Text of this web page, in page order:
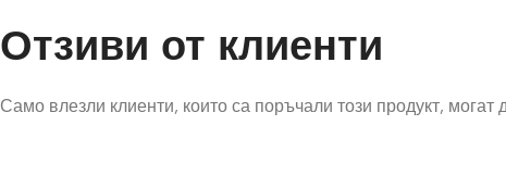
Отзиви от клиенти
Само влезли клиенти, които са поръчали този продукт, могат